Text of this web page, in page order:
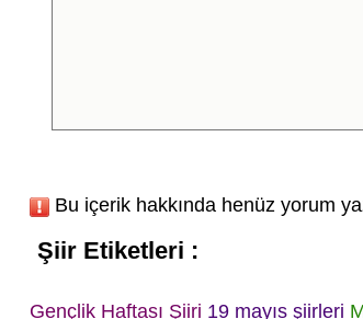
Bu içerik hakkında henüz yorum
Şiir Etiketleri :
Gençlik Haftası Şiiri 19 mayıs şiirleri